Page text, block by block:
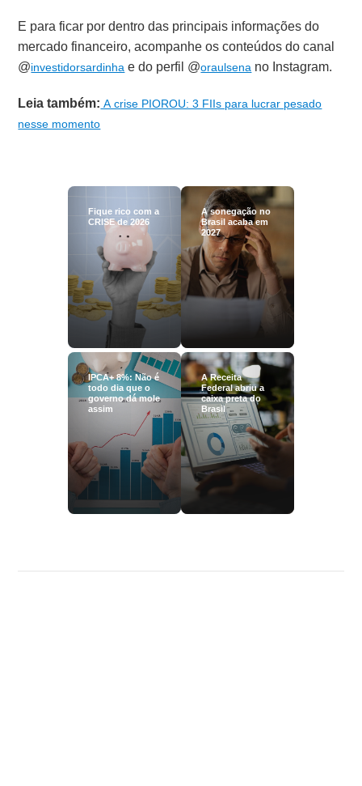
E para ficar por dentro das principais informações do
mercado financeiro, acompanhe os conteúdos do canal
@investidorsardinha e do perfil @oraulsena no Instagram.
Leia também: A crise PIOROU: 3 FIIs para lucrar pesado
nesse momento
Fique rico com a
CRISE de 2026
A sonegação no
Brasil acaba em
2027
IPCA+ 8%: Não é
todo dia que o
governo dá mole
assim
A Receita
Federal abriu a
caixa preta do
Brasil